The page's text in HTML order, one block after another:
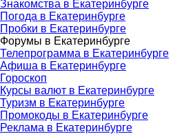
Знакомства в Екатеринбурге
Погода в Екатеринбурге
Пробки в Екатеринбурге
Форумы в Екатеринбурге
Телепрограмма в Екатеринбурге
Афиша в Екатеринбурге
Гороскоп
Курсы валют в Екатеринбурге
Туризм в Екатеринбурге
Промокоды в Екатеринбурге
Реклама в Екатеринбурге